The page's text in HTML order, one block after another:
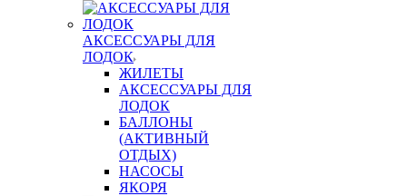
АКСЕССУАРЫ ДЛЯ
ЛОДОК
ЖИЛЕТЫ
АКСЕССУАРЫ ДЛЯ
ЛОДОК
БАЛЛОНЫ
(АКТИВНЫЙ
ОТДЫХ)
НАСОСЫ
ЯКОРЯ